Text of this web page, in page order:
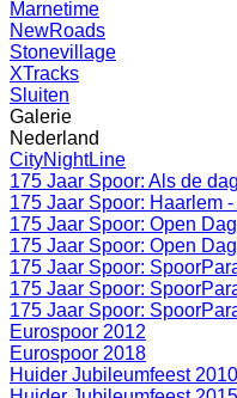
Marnetime
NewRoads
Stonevillage
XTracks
Sluiten
Galerie
Nederland
CityNightLine
175 Jaar Spoor: Als de
175 Jaar Spoor: Haarlem
175 Jaar Spoor: Open
175 Jaar Spoor: Open
175 Jaar Spoor:
175 Jaar Spoor:
175 Jaar Spoor:
Eurospoor 2012
Eurospoor 2018
Huider Jubileumfeest 2010